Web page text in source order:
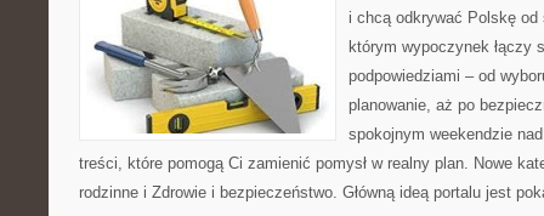
i chcą odkrywać Polskę
którym wypoczynek łączy
podpowiedziami – od
planowanie, aż po
spokojnym weekendzie
treści, które pomogą Ci zamienić pomysł w realny plan. Nowe
rodzinne i Zdrowie i bezpieczeństwo. Główną ideą portalu jest